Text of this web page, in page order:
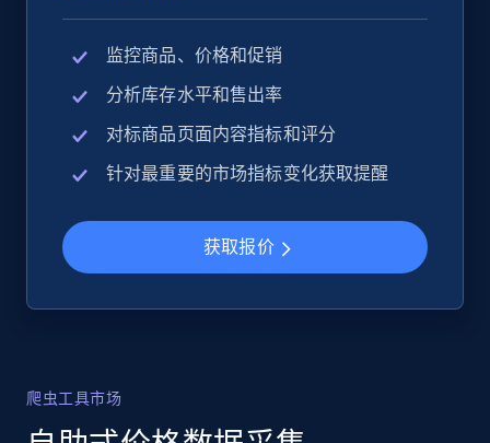
监控商品、价格和促销
分析库存水平和售出率
对标商品页面内容指标和评分
针对最重要的市场指标变化获取提醒
获取报价
爬虫工具市场